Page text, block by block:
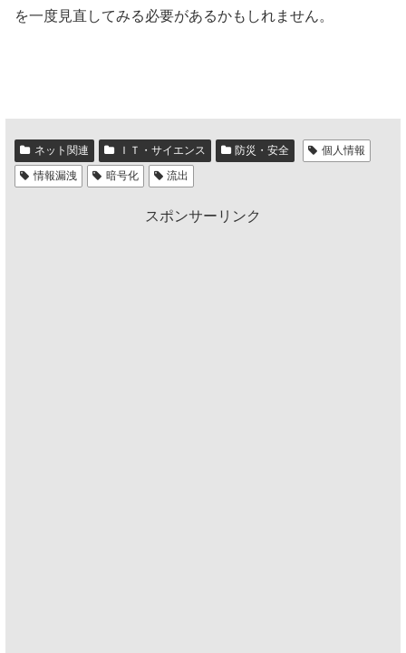
を一度見直してみる必要があるかもしれません。
ネット関連 ＩＴ・サイエンス 防災・安全
個人情報
情報漏洩
暗号化 流出
スポンサーリンク